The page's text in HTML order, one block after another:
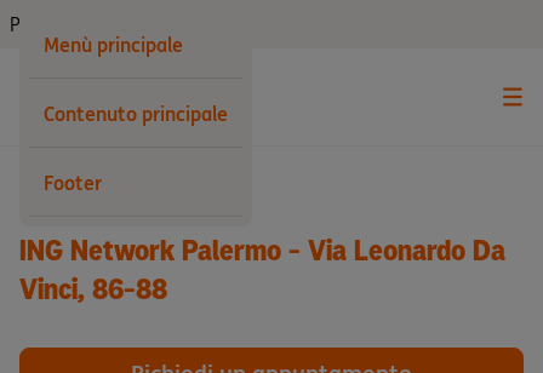
Menù principale
Contenuto principale
Footer
Privati
ING Network Palermo - Via Leonardo Da
Vinci, 86-88